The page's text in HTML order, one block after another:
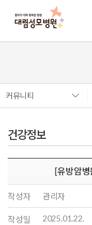
커뮤니티
건강정보
[유방암병
작성자 관리자
작성일 2025.01.22.